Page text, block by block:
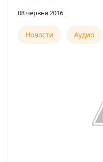
08 червня 2016
Новости Аудио